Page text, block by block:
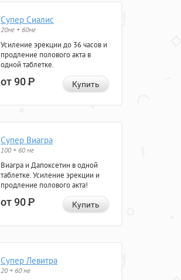
Супер Сиалис
20мг + 60мг
Усиление эрекции до 36 часов и
продление полового акта в
одной таблетке.
от 90Р Купить
Супер Виагра
100 + 60 мг
Виагра и Дапоксетин в одной
таблетке. Усиление эрекции и
продление полового акта!
от 90Р Купить
Супер Левитра
20 + 60 мг